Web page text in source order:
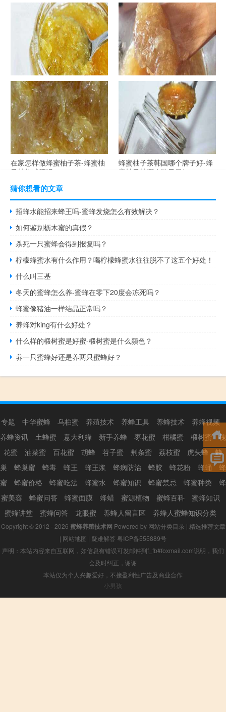
罐装蜂蜜柚子茶胖吗-蜂蜜柚子
茶喝了会发胖吗？
在家怎样做蜂蜜柚子茶-喝蜂蜜
柚子茶有哪些禁忌？
自制蜂蜜柚子茶-蜂蜜柚子茶最
容易做什么？
在家怎样做蜂蜜柚子茶-蜂蜜柚
子茶可以解酒吗？
在家怎样做蜂蜜柚子茶-蜂蜜柚
子茶能减肥吗？
蜂蜜柚子茶韩国哪个牌子好-蜂
蜜柚子茶哪个牌子最好？
猜你想看的文章
招蜂水能招来蜂王吗-蜜蜂发烧怎么有效解决？
如何鉴别枥木蜜的真假？
杀死一只蜜蜂会得到报复吗？
柠檬蜂蜜水有什么作用？喝柠檬蜂蜜水往往脱不了这五个好处！
什么叫三基
冬天的蜜蜂怎么养-蜜蜂在零下20度会冻死吗？
蜂蜜像猪油一样结晶正常吗？
养蜂对king有什么好处？
什么样的椴树蜜是好蜜-椴树蜜是什么颜色？
养一只蜜蜂好还是养两只蜜蜂好？
专题 中华蜜蜂 乌桕蜜 养殖技术 养蜂工具 养蜂技术
养蜂视频
养蜂资讯
土蜂蜜 意大利蜂 新手养蜂 枣花蜜 柑橘蜜 椴树蜜
槐
花蜜
油菜蜜 百花蜜 胡蜂 苕子蜜 荆条蜜 荔枝蜜 虎头蜂
蜂
巢
蜂巢蜜 蜂毒 蜂王 蜂王浆 蜂病防治 蜂胶 蜂花粉 蜂蛹
蜂
蜜
蜂蜜价格 蜂蜜吃法 蜂蜜水 蜂蜜知识 蜂蜜禁忌 蜂蜜种类
蜂
蜜美容
蜂蜜问答 蜂蜜面膜 蜂蜡 蜜源植物 蜜蜂百科
蜜蜂知识
蜜蜂讲堂
蜜蜂问答 龙眼蜜 养蜂人留言区 养蜂人蜜蜂知识分类
Copyright © 2012 - 2026 蜜蜂养殖技术网 Powered by 网站分类目录 | 精选推荐文章
| 网站地图 | 疑难解答 粤ICP备555889号
声明：本站内容来自互联网，如信息有错误可发邮件到f_fb#foxmail.com说明，我们
会及时纠正，谢谢
本站仅为个人兴趣爱好，不接盈利性广告及商业合作
小男孩